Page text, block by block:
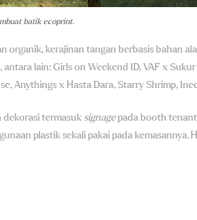
batik ecoprint.
organik, kerajinan tangan berbasis bahan
antara lain: Girls on Weekend ID, VAF x
Anythings x Hasta Dara, Starry Shrimp,
dekorasi termasuk signagepada booth
plastik sekali pakai pada kemasannya.